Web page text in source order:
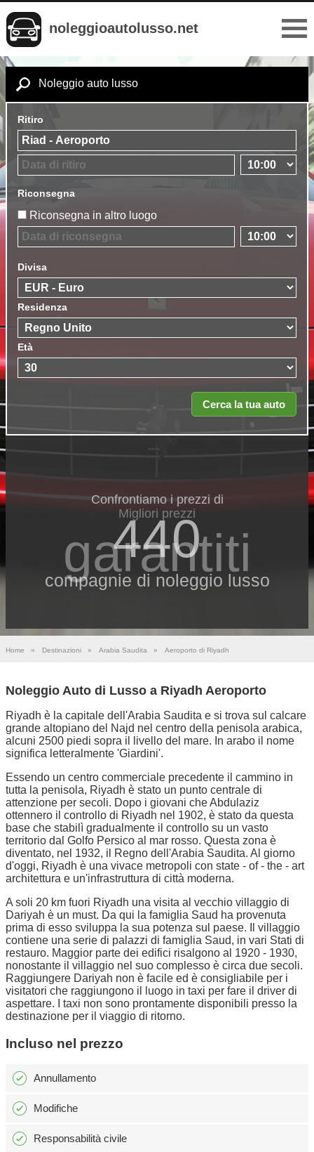
noleggioautolusso.net
Noleggio auto lusso
Ritiro
Riconsegna
Riconsegna in altro luogo
Divisa
Residenza
Età
Confrontiamo i prezzi di
440
compagnie di noleggio lusso
Migliori prezzi
garantiti
Home » Destinazioni » Arabia Saudita » Aeroporto di Riyadh
Noleggio Auto di Lusso a Riyadh Aeroporto
Riyadh è la capitale dell'Arabia Saudita e si trova sul calcare
grande altopiano del Najd nel centro della penisola arabica,
alcuni 2500 piedi sopra il livello del mare. In arabo il nome
significa letteralmente 'Giardini'.
Essendo un centro commerciale precedente il cammino in
tutta la penisola, Riyadh è stato un punto centrale di
attenzione per secoli. Dopo i giovani che Abdulaziz
ottennero il controllo di Riyadh nel 1902, è stato da questa
base che stabilì gradualmente il controllo su un vasto
territorio dal Golfo Persico al mar rosso. Questa zona è
diventato, nel 1932, il Regno dell'Arabia Saudita. Al giorno
d'oggi, Riyadh è una vivace metropoli con state - of - the - art
architettura e un'infrastruttura di città moderna.
A soli 20 km fuori Riyadh una visita al vecchio villaggio di
Dariyah è un must. Da qui la famiglia Saud ha provenuta
prima di esso sviluppa la sua potenza sul paese. Il villaggio
contiene una serie di palazzi di famiglia Saud, in vari Stati di
restauro. Maggior parte dei edifici risalgono al 1920 - 1930,
nonostante il villaggio nel suo complesso è circa due secoli.
Raggiungere Dariyah non è facile ed è consigliabile per i
visitatori che raggiungono il luogo in taxi per fare il driver di
aspettare. I taxi non sono prontamente disponibili presso la
destinazione per il viaggio di ritorno.
Incluso nel prezzo
Annullamento
Modifiche
Responsabilità civile